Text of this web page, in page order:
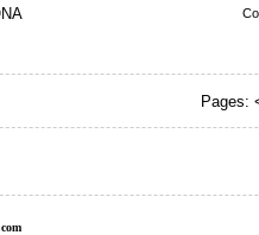
Pages: